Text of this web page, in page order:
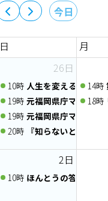
今日
日 月
26日
10時 人生を変える一番大
19時 元福岡県庁マンFPが
19時 元福岡県庁マンFPが
20時 『知らないと損す
14時
18時
2日
10時 ほんとうの答えが動